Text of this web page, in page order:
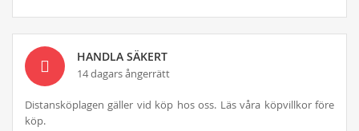
HANDLA SÄKERT
14 dagars ångerrätt
Distansköplagen gäller vid köp hos oss. Läs våra köpvillkor före
köp.